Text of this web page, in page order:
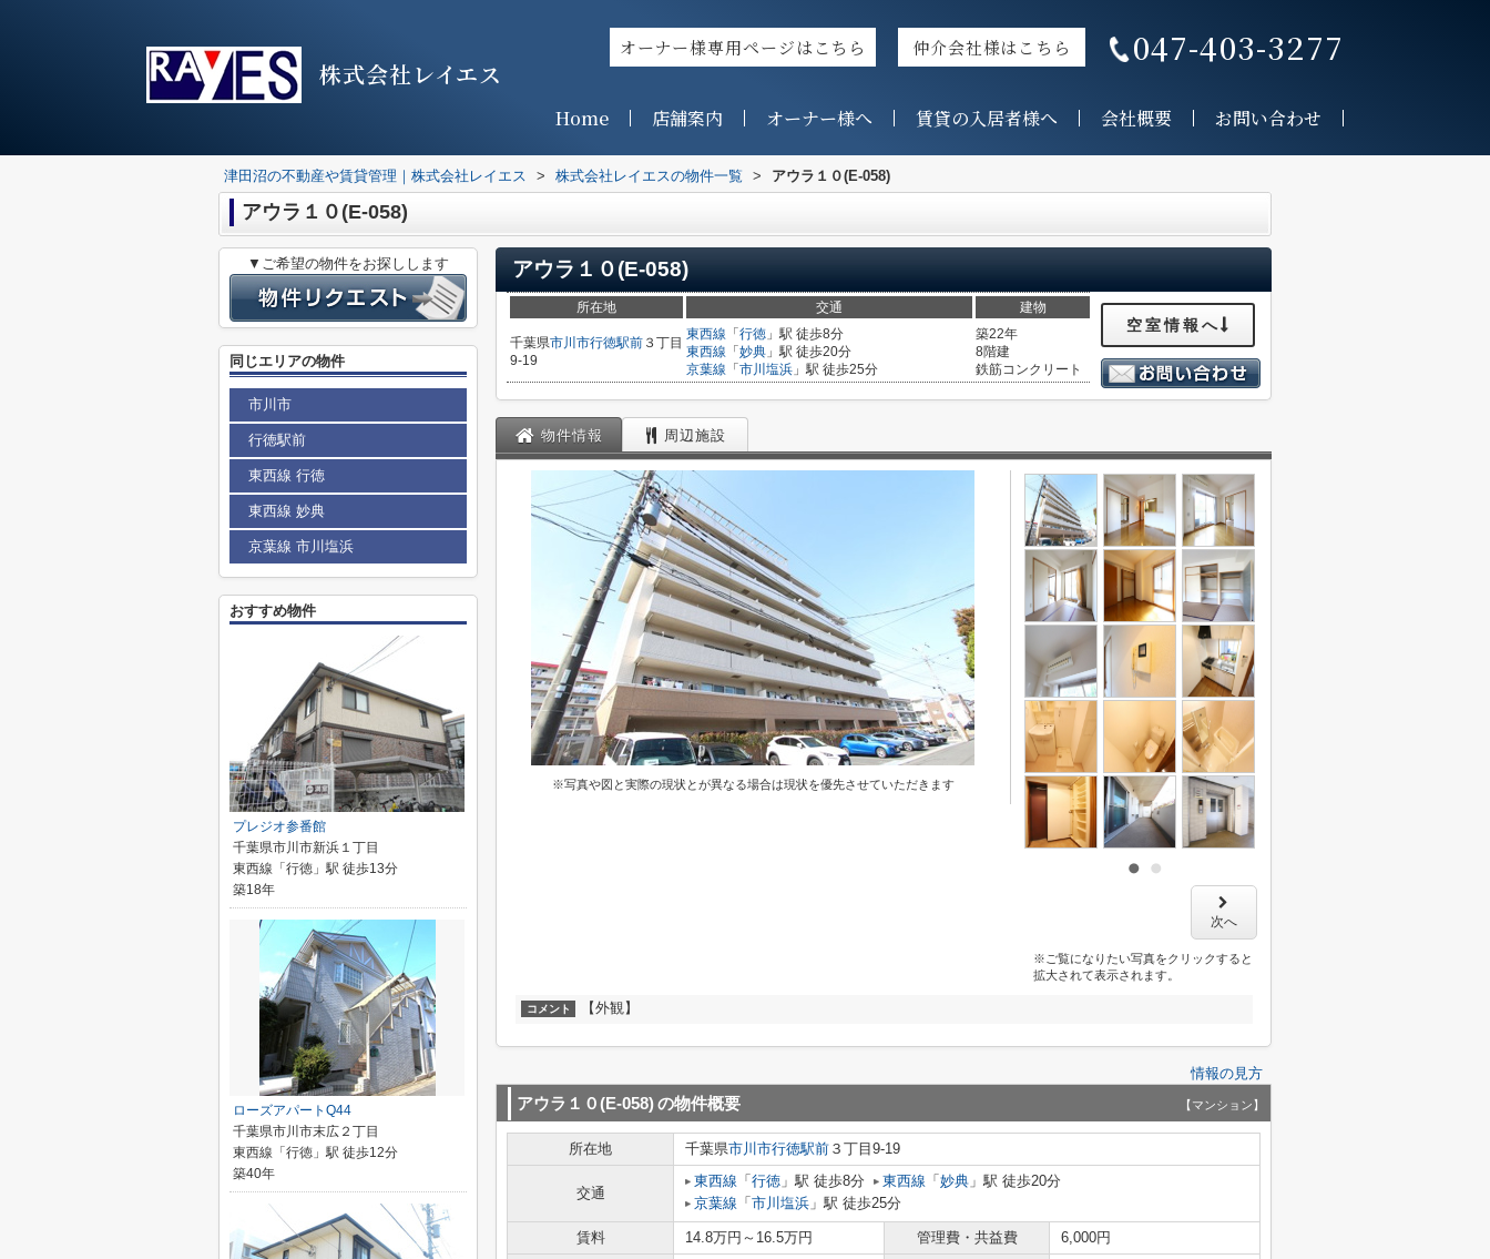
株式会社レイエス
オーナー様専用ページはこちら 仲介会社様はこちら 047-403-3277
Home 店舗案内 オーナー様へ 賃貸の入居者様へ 会社概要 お問い合わせ
津田沼の不動産や賃貸管理｜株式会社レイエス > 株式会社レイエスの物件一覧 > アウラ１０(E-058)
アウラ１０(E-058)
アウラ１０(E-058)
所在地 交通 建物
千葉県市川市行徳駅前 ３丁目
9-19
東西線 「 行徳 」駅 徒歩8分
東西線 「 妙典 」駅 徒歩20分
京葉線 「 市川塩浜 」駅 徒歩25分
築22年
8階建
鉄筋コンクリート
空室情報へ
物件情報 周辺施設
※写真や図と実際の現状とが異なる場合は現状を優先させていただきます
次へ
※ご覧になりたい写真をクリックすると
拡大されて表示されます。
コメント 【外観】
情報の見方
アウラ１０(E-058)の物件概要 【マンション】
所在地 千葉県市川市行徳駅前 ３丁目9-19
交通
東西線 「 行徳 」駅 徒歩8分 東西線 「 妙典 」駅 徒歩20分
京葉線 「 市川塩浜 」駅 徒歩25分
賃料 14.8万円～16.5万円 管理費・共益費
6,000円
▼ご希望の物件をお探しします
同じエリアの物件
市川市
行徳駅前
東西線 行徳
東西線 妙典
京葉線 市川塩浜
おすすめ物件
プレジオ参番館
千葉県市川市新浜１丁目
東西線「行徳」駅 徒歩13分
築18年
ローズアパートQ44
千葉県市川市末広２丁目
東西線「行徳」駅 徒歩12分
築40年